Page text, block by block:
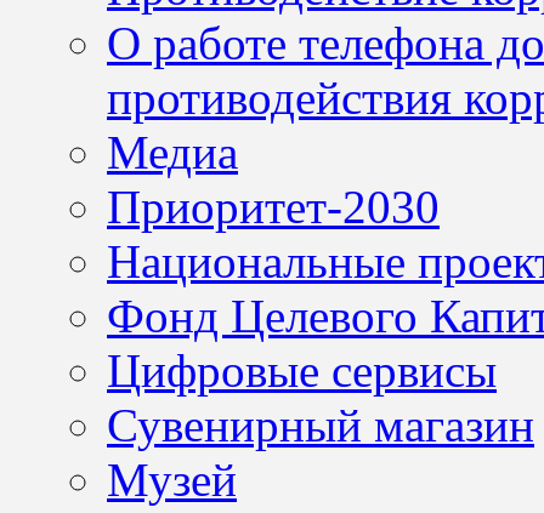
О работе телефона
противодействия
Медиа
Приоритет-2030
Национальные
Фонд Целевого
Цифровые сервисы
Сувенирный магазин
Музей